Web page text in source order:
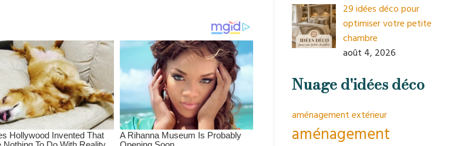
29 idées déco pour
optimiser votre petite
chambre
août 4, 2026
Nuage d'idées déco
aménagement extérieur
aménagement